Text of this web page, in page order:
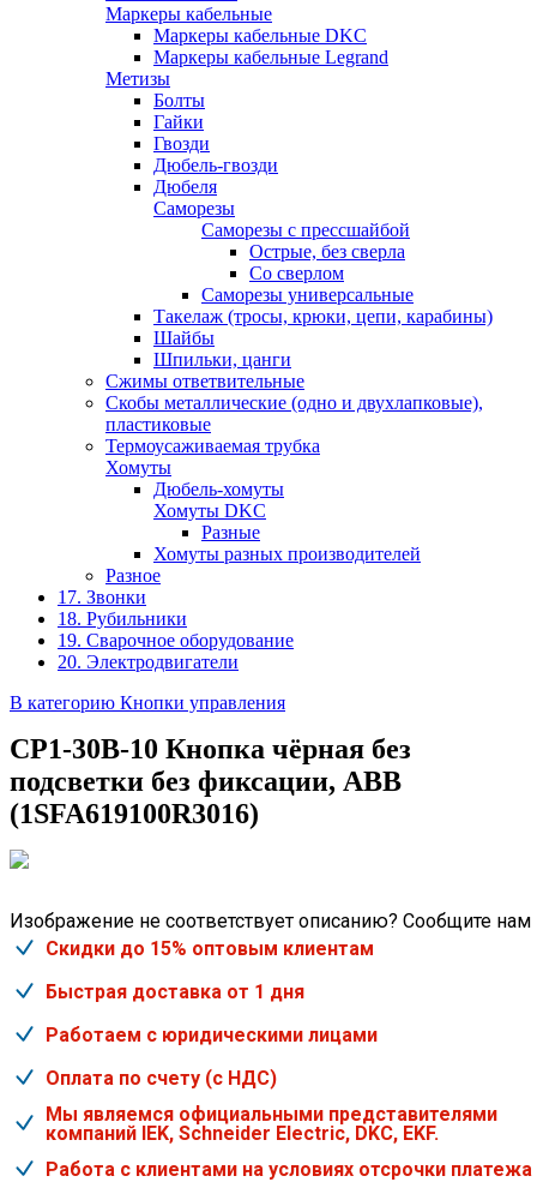
Маркеры кабельные
Маркеры кабельные DKC
Маркеры кабельные Legrand
Метизы
Болты
Гайки
Гвозди
Дюбель-гвозди
Дюбеля
Саморезы
Саморезы с прессшайбой
Острые, без сверла
Со сверлом
Саморезы универсальные
Такелаж (тросы, крюки, цепи, карабины)
Шайбы
Шпильки, цанги
Сжимы ответвительные
Скобы металлические (одно и двухлапковые),
пластиковые
Термоусаживаемая трубка
Хомуты
Дюбель-хомуты
Хомуты DKC
Разные
Хомуты разных производителей
Разное
17. Звонки
18. Рубильники
19. Сварочное оборудование
20. Электродвигатели
В категорию Кнопки управления
CP1-30B-10 Кнопка чёрная без
подсветки без фиксации, ABB
(1SFA619100R3016)
Изображение не соответствует описанию? Сообщите нам
Скидки до 15% оптовым клиентам
Быстрая доставка от 1 дня
Работаем с юридическими лицами
Оплата по счету (с НДС)
Мы являемся официальными представителями
компаний IEK, Schneider Electric, DKC, EKF.
Работа с клиентами на условиях отсрочки платежа